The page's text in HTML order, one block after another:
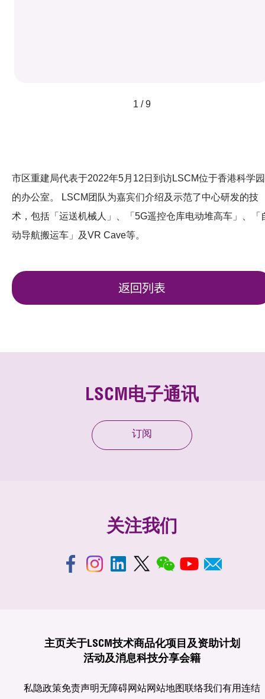
1 / 9
市区重建局代表于2022年5月12日到访LSCM位于香港科学园
的办公室。 LSCM团队为嘉宾们介绍及示范了中心研发的技
术，包括「运送机械人」、「5G遥控仓库电动堆高车」、「
动导航搬运车」及VR Cave等。
返回列表
LSCM电子通讯
订阅
关注我们
主页关于LSCM技术商品化项目及资助计划
活动及消息科技分享会籍
私隐政策免责声明无障碍网站网站地图联络我们有用连结